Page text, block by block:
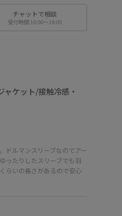
チャットで相談
受付時間 10:00〜19:00
ケット/接触冷感・
ドルマンスリーブなのでアー
ったりしたスリーブでも羽
らいの長さがあるので安心